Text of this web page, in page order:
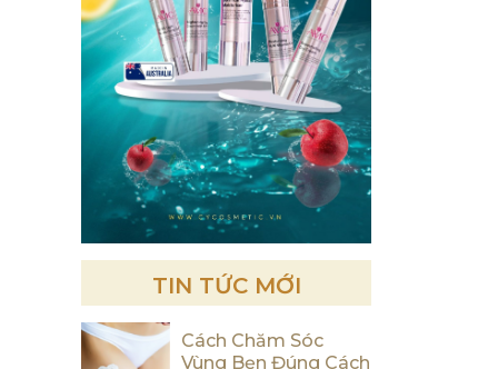
TIN TỨC MỚI
Cách Chăm Sóc
Vùng Bẹn Đúng Cách